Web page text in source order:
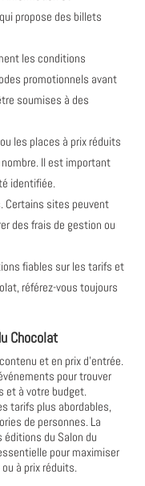
propose des billets
les conditions
promotionnels avant
soumises à des
les places à prix réduits
Il est important
identifiée.
Certains sites peuvent
des frais de gestion ou
fiables sur les tarifs et
référez-vous toujours
Chocolat
et en prix d'entrée.
pour trouver
et à votre budget.
tarifs plus abordables,
de personnes. La
du Salon du
pour maximiser
à prix réduits.